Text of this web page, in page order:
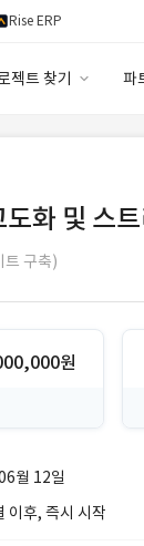
Rise ERP
젝트 찾기 파
화 및 스
트 구축)
원
월 12일
이후, 즉시 시작